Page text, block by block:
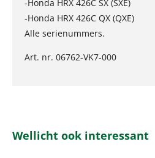
-Honda HRX 426C SX (SXE)
-Honda HRX 426C QX (QXE)
Alle serienummers.
Art. nr. 06762-VK7-000
Wellicht ook interessant